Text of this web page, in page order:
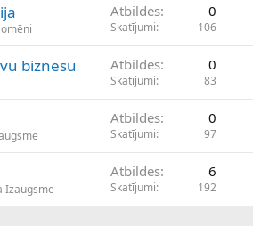
Atbildes 0
Skatījumi 106
biznesu Atbildes 0
Skatījumi 83
Atbildes 0
Skatījumi 97
Izaugsme
Atbildes 6
Skatījumi 192